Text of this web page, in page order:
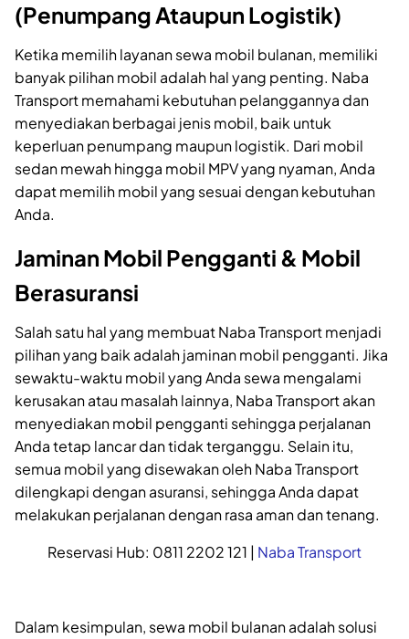
(Penumpang Ataupun Logistik)
Ketika memilih layanan sewa mobil bulanan, memiliki
banyak pilihan mobil adalah hal yang penting. Naba
Transport memahami kebutuhan pelanggannya dan
menyediakan berbagai jenis mobil, baik untuk
keperluan penumpang maupun logistik. Dari mobil
sedan mewah hingga mobil MPV yang nyaman, Anda
dapat memilih mobil yang sesuai dengan kebutuhan
Anda.
Jaminan Mobil Pengganti & Mobil
Berasuransi
Salah satu hal yang membuat Naba Transport menjadi
pilihan yang baik adalah jaminan mobil pengganti. Jika
sewaktu-waktu mobil yang Anda sewa mengalami
kerusakan atau masalah lainnya, Naba Transport akan
menyediakan mobil pengganti sehingga perjalanan
Anda tetap lancar dan tidak terganggu. Selain itu,
semua mobil yang disewakan oleh Naba Transport
dilengkapi dengan asuransi, sehingga Anda dapat
melakukan perjalanan dengan rasa aman dan tenang.
Reservasi Hub: 0811 2202 121 | Naba Transport
Dalam kesimpulan, sewa mobil bulanan adalah solusi